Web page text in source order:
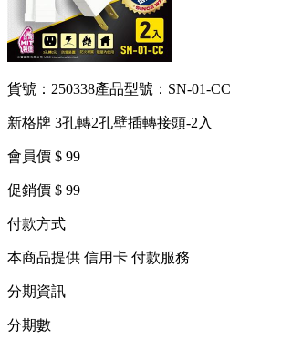
貨號：250338產品型號：SN-01-CC
新格牌 3孔轉2孔壁插轉接頭-2入
會員價 $ 99
促銷價 $ 99
付款方式
本商品提供 信用卡 付款服務
分期資訊
分期數